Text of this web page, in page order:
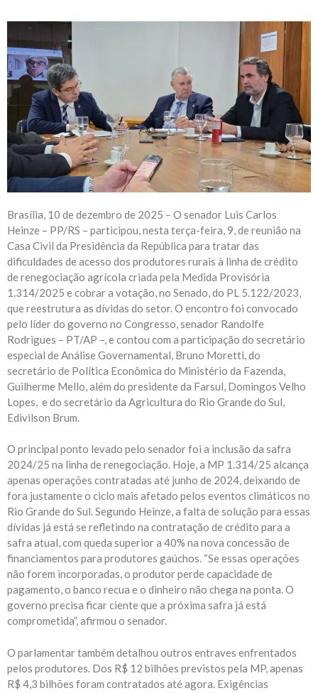
Brasília, 10 de dezembro de 2025 – O senador Luis Carlos
Heinze – PP/RS – participou, nesta terça-feira, 9, de reunião na
Casa Civil da Presidência da República para tratar das
dificuldades de acesso dos produtores rurais à linha de crédito
de renegociação agrícola criada pela Medida Provisória
1.314/2025 e cobrar a votação, no Senado, do PL 5.122/2023,
que reestrutura as dívidas do setor. O encontro foi convocado
pelo líder do governo no Congresso, senador Randolfe
Rodrigues – PT/AP –, e contou com a participação do secretário
especial de Análise Governamental, Bruno Moretti, do
secretário de Política Econômica do Ministério da Fazenda,
Guilherme Mello, além do presidente da Farsul, Domingos Velho
Lopes, e do secretário da Agricultura do Rio Grande do Sul,
Edivilson Brum.
O principal ponto levado pelo senador foi a inclusão da safra
2024/25 na linha de renegociação. Hoje, a MP 1.314/25 alcança
apenas operações contratadas até junho de 2024, deixando de
fora justamente o ciclo mais afetado pelos eventos climáticos no
Rio Grande do Sul. Segundo Heinze, a falta de solução para essas
dívidas já está se refletindo na contratação de crédito para a
safra atual, com queda superior a 40% na nova concessão de
financiamentos para produtores gaúchos. “Se essas operações
não forem incorporadas, o produtor perde capacidade de
pagamento, o banco recua e o dinheiro não chega na ponta. O
governo precisa ficar ciente que a próxima safra já está
comprometida”, afirmou o senador.
O parlamentar também detalhou outros entraves enfrentados
pelos produtores. Dos R$ 12 bilhões previstos pela MP, apenas
R$ 4,3 bilhões foram contratados até agora. Exigências